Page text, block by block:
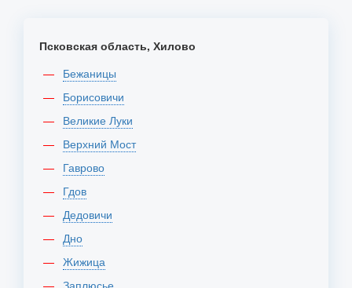
Псковская область, Хилово
Бежаницы
Борисовичи
Великие Луки
Верхний Мост
Гаврово
Гдов
Дедовичи
Дно
Жижица
Заплюсье